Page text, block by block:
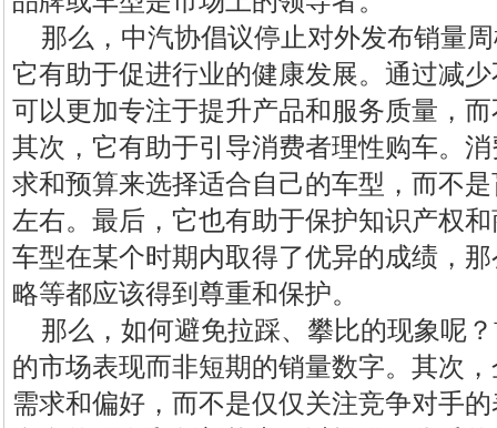
那么，中汽协倡议停止对外发布销量
它有助于促进行业的健康发展。通过减
可以更加专注于提升产品和服务质量，
其次，它有助于引导消费者理性购车。
求和预算来选择适合自己的车型，而不
左右。最后，它也有助于保护知识产权
车型在某个时期内取得了优异的成绩，
略等都应该得到尊重和保护。
那么，如何避免拉踩、攀比的现象呢
的市场表现而非短期的销量数字。其次
需求和偏好，而不是仅仅关注竞争对手